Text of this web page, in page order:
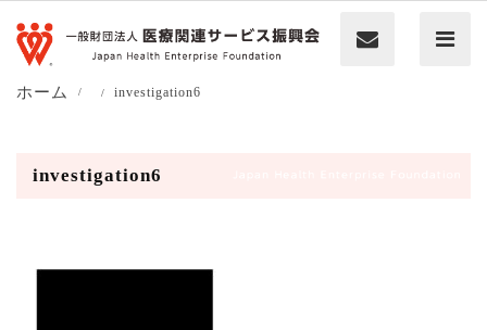
ホーム investigation6
investigation6